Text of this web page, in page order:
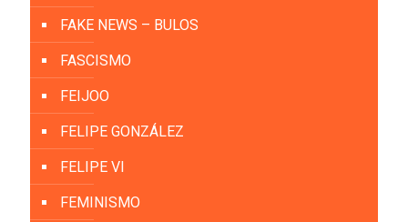
FAKE NEWS – BULOS
FASCISMO
FEIJOO
FELIPE GONZÁLEZ
FELIPE VI
FEMINISMO